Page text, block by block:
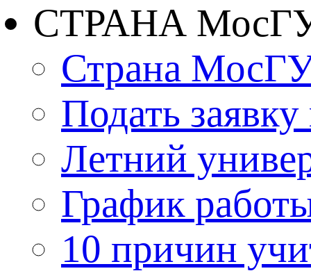
СТРАНА
Страна
Подать
Летний
График
10 причин